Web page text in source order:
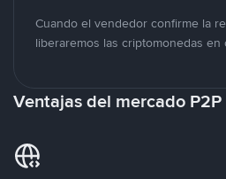
Cuando el vendedor confirme la
liberaremos las criptomonedas en
Ventajas del mercado P2P